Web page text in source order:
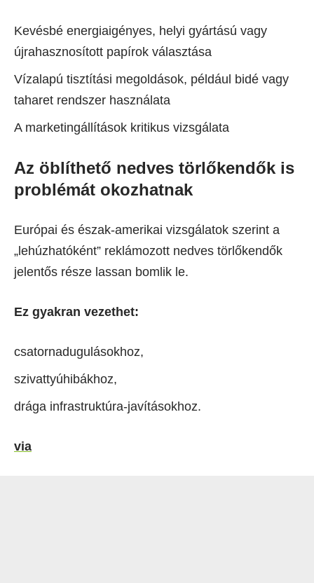
Kevésbé energiaigényes, helyi gyártású vagy
újrahasznosított papírok választása
Vízalapú tisztítási megoldások, például bidé vagy
taharet rendszer használata
A marketingállítások kritikus vizsgálata
Az öblíthető nedves törlőkendők is
problémát okozhatnak
Európai és észak-amerikai vizsgálatok szerint a
„lehúzhatóként” reklámozott nedves törlőkendők
jelentős része lassan bomlik le.
Ez gyakran vezethet:
csatornadugulásokhoz,
szivattyúhibákhoz,
drága infrastruktúra-javításokhoz.
via